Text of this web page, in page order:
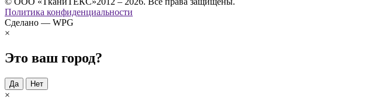
Политика конфиденциальности
Сделано — WPG
×
Это ваш город?
Да Нет
×